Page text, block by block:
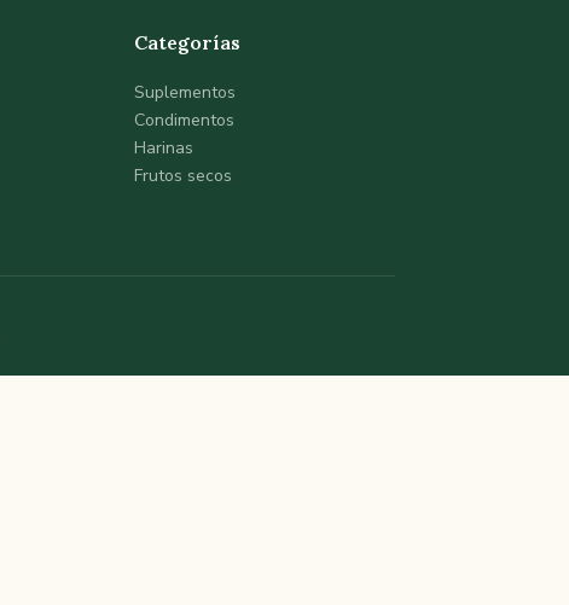
Categorías
Suplementos
Condimentos
Harinas
Frutos secos